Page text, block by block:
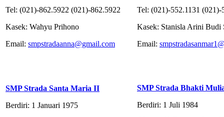
Tel: (021)-862.5922 (021)-862.5922
Kasek: Wahyu Prihono
Email: smpstradaanna@gmail.com
Tel: (021)-552.1131 (021)-
Kasek: Stanisla Arini Budi
Email:
SMP Strada Santa Maria II
Berdiri: 1 Januari 1975
SMP Strada Bhakti
Berdiri: 1 Juli 1984